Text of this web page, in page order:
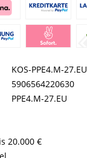
KOS-PPE4.M-27.EU
5906564220630
PPE4.M-27.EU
20.000 €